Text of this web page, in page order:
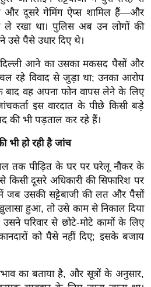
और दूसरे गेमिंग ऐप्स शामिल हैं—और
ले रखा था। पुलिस अब उन लोगों की
उसे पैसे उधार दिए थे।
दिल्ली आने का उसका मकसद पैसों और
रहे विवाद से जुड़ा था; उनका आरोप
वह अपना फोन वापस लेने के लिए
इस वारदात के पीछे किसी बड़े
की भी पड़ताल कर रहे हैं।
भी हो रही है जांच
तक पीड़ित के घर पर घरेलू नौकर के
दूसरे अधिकारी की सिफारिश पर
जब उसकी सट्टेबाजी की लत और पैसों
हुआ, तो उसे काम से निकाल दिया
परिवार से छोटे-मोटे कामों के लिए
को पैसे नहीं दिए; इसके बजाय
का बताया है, और सूत्रों के अनुसार,